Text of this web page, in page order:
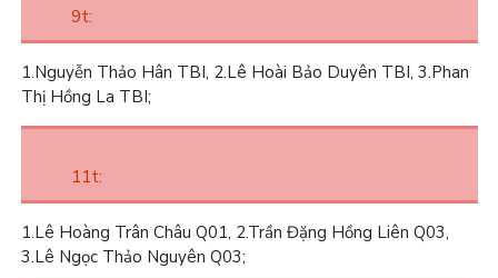
9t:
1.Nguyễn Thảo Hân TBI, 2.Lê Hoài Bảo Duyên TBI, 3.Phan
Thị Hồng La TBI;
11t:
1.Lê Hoàng Trân Châu Q01, 2.Trần Đặng Hồng Liên Q03,
3.Lê Ngọc Thảo Nguyên Q03;